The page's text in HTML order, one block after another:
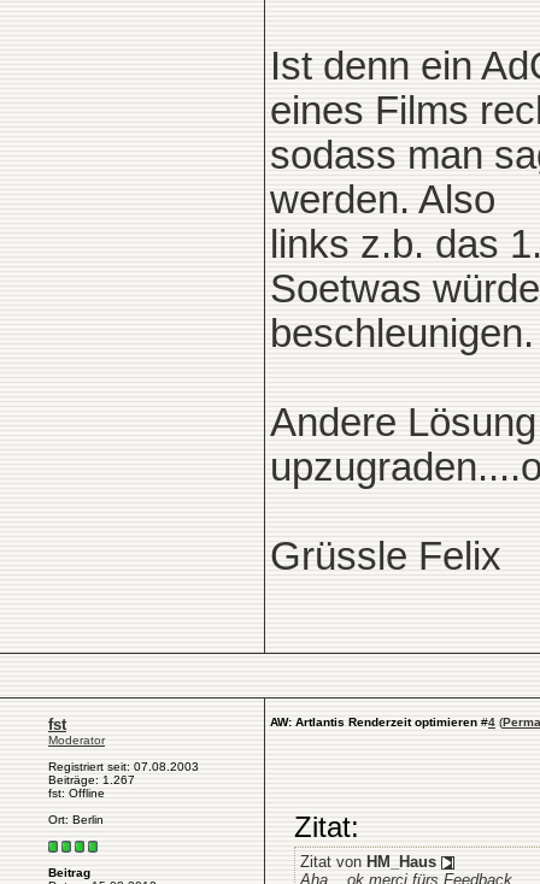
Ist denn ein
eines Films
sodass man
werden. Also
links z.b. das
Soetwas
beschleunigen.
Andere
Grüssle Felix
fst
Moderator
Registriert seit: 07.08.2003
Beiträge: 1.267
fst: Offline
Ort: Berlin
Beitrag
AW: Artlantis Renderzeit optimieren #4 (
Zitat:
Zitat von HM_Haus
Aha....ok merci fürs Feedback..